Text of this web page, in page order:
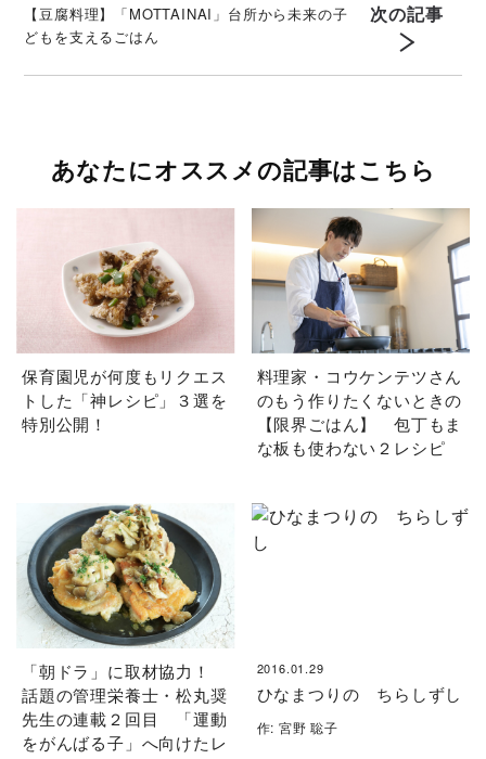
【豆腐料理】「MOTTAINAI」台所から未来の子
どもを支えるごはん
次の記事
あなたにオススメの記事はこちら
保育園児が何度もリクエス
トした「神レシピ」３選を
特別公開！
料理家・コウケンテツさん
のもう作りたくないときの
【限界ごはん】 包丁もま
な板も使わない２レシピ
「朝ドラ」に取材協力！
話題の管理栄養士・松丸奨
先生の連載２回目 「運動
をがんばる子」へ向けたレ
2016.01.29
ひなまつりの ちらしずし
作: 宮野 聡子